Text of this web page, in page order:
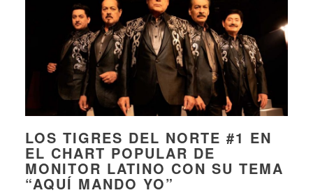
LOS TIGRES DEL NORTE #1 EN
EL CHART POPULAR DE
MONITOR LATINO CON SU TEMA
“AQUÍ MANDO YO”